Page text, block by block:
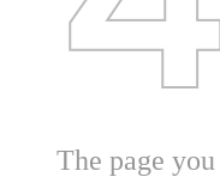
The page